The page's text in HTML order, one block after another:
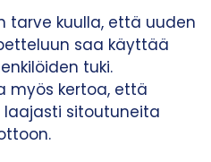
tarve kuulla, että uuden
saa käyttää
tuki.
myös kertoa, että
sitoutuneita